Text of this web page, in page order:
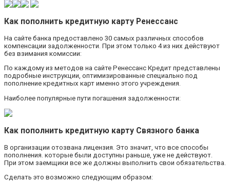
Как пополнить кредитную карту Ренессанс
На сайте банка предоставлено 30 самых различных способов
компенсации задолженности. При этом только 4 из них действуют
без взимания комиссии:
По каждому из методов на сайте Ренессанс Кредит представлены
подробные инструкции, оптимизированные специально под
пополнение кредитных карт именно этого учреждения.
Наиболее популярные пути погашения задолженности:
Как пополнить кредитную карту Связного банка
В организации отозвана лицензия. Это значит, что все способы
пополнения. которые были доступны раньше, уже не действуют.
При этом заемщики все же должны выполнить свои обязательства.
Сделать это возможно следующим образом: